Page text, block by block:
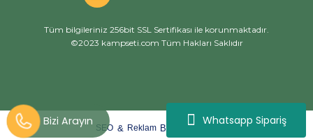
Whatsapp Sipariş
Tüm bilgileriniz 256bit SSL Sertifikası ile korunmaktadır.
©2023 kampseti.com Tüm Hakları Saklıdır
SEO & Reklam By arat